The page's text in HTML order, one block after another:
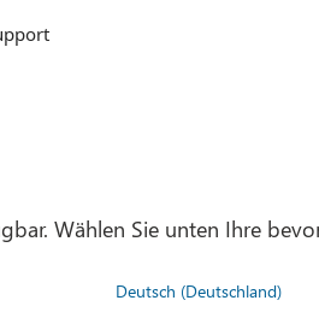
Wählen Sie unten Ihre
Deutsch (Deutschland)